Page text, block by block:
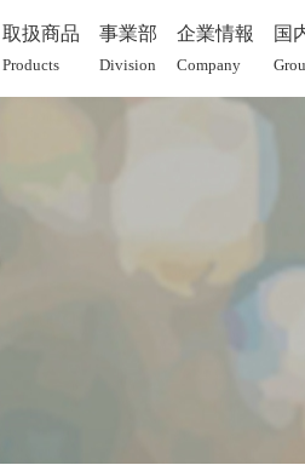
取扱商品
Products
事業部
Division
企業情報
Company
国